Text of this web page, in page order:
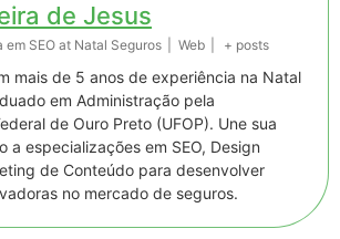
de Jesus
em SEO at Natal Seguros Web + posts
mais de 5 anos de experiência na Natal
em Administração pela
de Ouro Preto (UFOP). Une sua
a especializações em SEO, Design
de Conteúdo para desenvolver
no mercado de seguros.